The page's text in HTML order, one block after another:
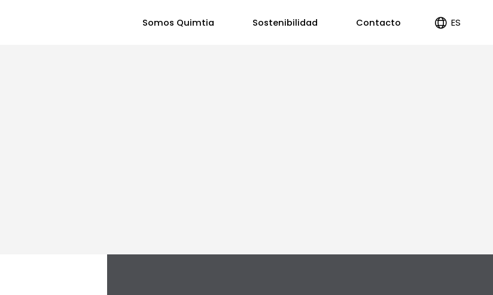
Somos Quimtia Sostenibilidad Contacto ES